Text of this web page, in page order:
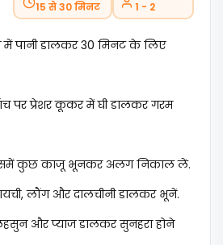
15 से 30 मिनट 1 - 2
पानी डालकर 30 मिनट के लिए
पर प्रेशर कूकर में घी डालकर गरम
कुछ काजू भूनकर अलग निकाल लें.
लौंग और दालचीनी डालकर भूनें.
और प्याज डालकर सुनहरा होने